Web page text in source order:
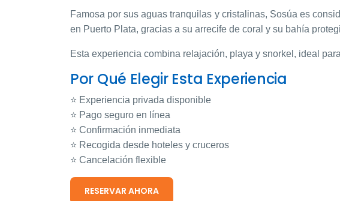
Famosa por sus aguas tranquilas y cristalinas, Sosúa es
en Puerto Plata, gracias a su arrecife de coral y su bahía
Esta experiencia combina relajación, playa y snorkel, ideal
Por Qué Elegir Esta Experiencia
⭐ Experiencia privada disponible
⭐ Pago seguro en línea
⭐ Confirmación inmediata
⭐ Recogida desde hoteles y cruceros
⭐ Cancelación flexible
RESERVAR AHORA